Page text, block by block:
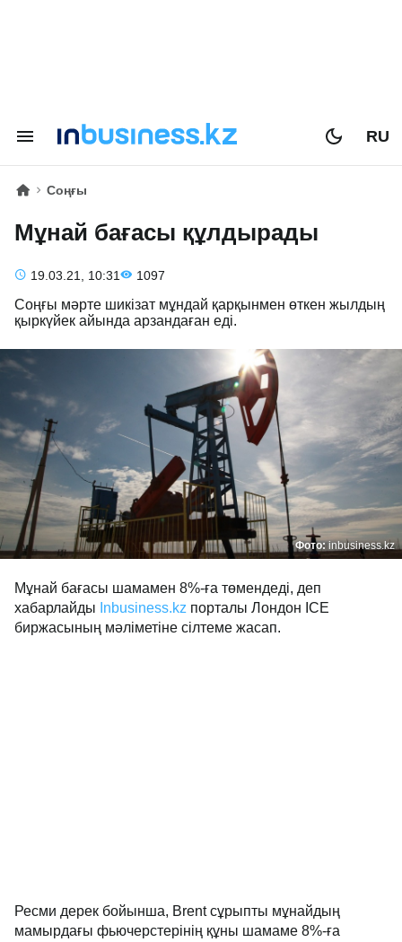
RU
Соңғы
Мұнай бағасы құлдырады
19.03.21, 10:31 1097
Соңғы мәрте шикізат мұндай қарқынмен өткен жылдың
қыркүйек айында арзандаған еді.
Фото:inbusiness.kz
Мұнай бағасы шамамен 8%-ға төмендеді, деп
хабарлайды Inbusiness.kz порталы Лондон ICE
биржасының мәліметіне сілтеме жасап.
Ресми дерек бойынша, Brent сұрыпты мұнайдың
мамырдағы фьючерстерінің құны шамаме 8%-ға